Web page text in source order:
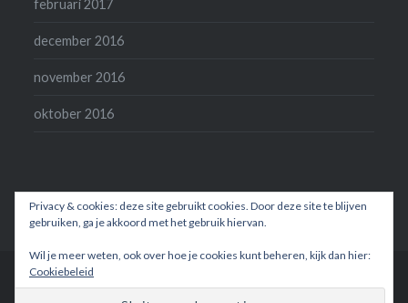
februari 2017
december 2016
november 2016
oktober 2016
Ondersteund door WordPress|Thema: Dyad door
Privacy & cookies: deze site gebruikt cookies. Door deze site te blijven
gebruiken, ga je akkoord met het gebruik hiervan.
Wil je meer weten, ook over hoe je cookies kunt beheren, kijk dan hier:
Cookiebeleid